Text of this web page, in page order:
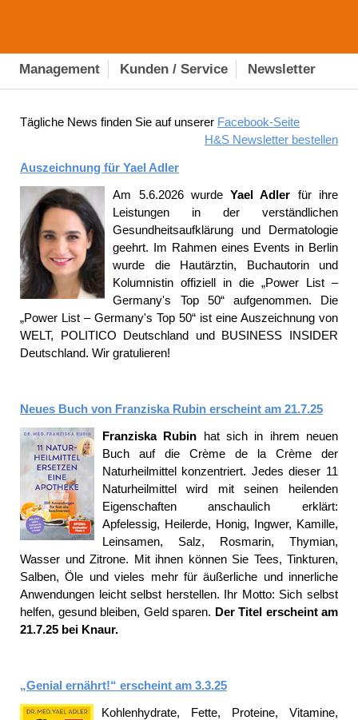
Management Kunden / Service Newsletter
Tägliche News finden Sie auf unserer Facebook-Seite
H&S Newsletter bestellen
Auszeichnung für Yael Adler
Am 5.6.2026 wurdeYael Adler für ihre
Leistungen in der verständlichen
Gesundheitsaufklärung und Dermatologie
geehrt. Im Rahmen eines Events in Berlin
wurde die Hautärztin, Buchautorin und
Kolumnistin offiziell in die „Power List –
Germany's Top 50“ aufgenommen. Die
„Power List – Germany's Top 50“ ist eine Auszeichnung von
WELT, POLITICO Deutschland und BUSINESS INSIDER
Deutschland. Wir gratulieren!
Neues Buch von Franziska Rubin erscheint am 21.7.25
Franziska Rubin hat sich in ihrem neuen
Buch auf die Crème de la Crème der
Naturheilmittel konzentriert. Jedes dieser 11
Naturheilmittel wird mit seinen heilenden
Eigenschaften anschaulich erklärt:
Apfelessig, Heilerde, Honig, Ingwer, Kamille,
Leinsamen, Salz, Rosmarin, Thymian,
Wasser und Zitrone. Mit ihnen können Sie Tees, Tinkturen,
Salben, Öle und vieles mehr für äußerliche und innerliche
Anwendungen leicht selbst herstellen. Ihr Motto: Sich selbst
helfen, gesund bleiben, Geld sparen. Der Titel erscheint am
21.7.25 bei Knaur.
„Genial ernährt!“ erscheint am 3.3.25
Kohlenhydrate, Fette, Proteine, Vitamine,